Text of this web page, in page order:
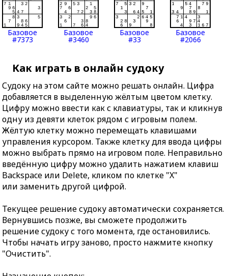
Базовое
#7373
Базовое
#3460
Базовое
#33
Базовое
#2066
Как играть в онлайн судоку
Судоку на этом сайте можно решать онлайн. Цифра
добавляется в выделенную жёлтым цветом клетку.
Цифру можно ввести как с клавиатуры, так и кликнув
одну из девяти клеток рядом с игровым полем.
Жёлтую клетку можно перемещать клавишами
управления курсором. Также клетку для ввода цифры
можно выбрать прямо на игровом поле. Неправильно
введённую цифру можно удалить нажатием клавиш
Backspace или Delete, кликом по клетке "X"
или заменить другой цифрой.
Текущее решение судоку автоматически сохраняется.
Вернувшись позже, вы сможете продолжить
решение судоку с того момента, где остановились.
Чтобы начать игру заново, просто нажмите кнопку
"Очистить".